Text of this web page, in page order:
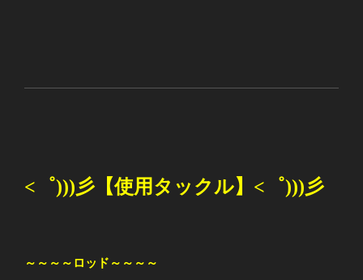
< ゜)))彡 【使用タックル】 < ゜)))彡
～～～～ロッド～～～～